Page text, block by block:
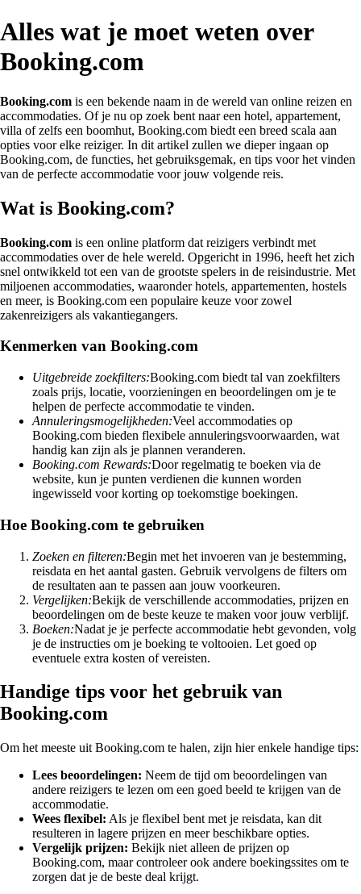
Alles wat je moet weten over
Booking.com
Booking.com is een bekende naam in de wereld van online reizen en
accommodaties. Of je nu op zoek bent naar een hotel, appartement,
villa of zelfs een boomhut, Booking.com biedt een breed scala aan
opties voor elke reiziger. In dit artikel zullen we dieper ingaan op
Booking.com, de functies, het gebruiksgemak, en tips voor het vinden
van de perfecte accommodatie voor jouw volgende reis.
Wat is Booking.com?
Booking.com is een online platform dat reizigers verbindt met
accommodaties over de hele wereld. Opgericht in 1996, heeft het zich
snel ontwikkeld tot een van de grootste spelers in de reisindustrie. Met
miljoenen accommodaties, waaronder hotels, appartementen, hostels
en meer, is Booking.com een populaire keuze voor zowel
zakenreizigers als vakantiegangers.
Kenmerken van Booking.com
Uitgebreide zoekfilters:Booking.com biedt tal van zoekfilters
zoals prijs, locatie, voorzieningen en beoordelingen om je te
helpen de perfecte accommodatie te vinden.
Annuleringsmogelijkheden:Veel accommodaties op
Booking.com bieden flexibele annuleringsvoorwaarden, wat
handig kan zijn als je plannen veranderen.
Booking.com Rewards:Door regelmatig te boeken via de
website, kun je punten verdienen die kunnen worden
ingewisseld voor korting op toekomstige boekingen.
Hoe Booking.com te gebruiken
Zoeken en filteren:Begin met het invoeren van je bestemming,
reisdata en het aantal gasten. Gebruik vervolgens de filters om
de resultaten aan te passen aan jouw voorkeuren.
Vergelijken:Bekijk de verschillende accommodaties, prijzen en
beoordelingen om de beste keuze te maken voor jouw verblijf.
Boeken:Nadat je je perfecte accommodatie hebt gevonden, volg
je de instructies om je boeking te voltooien. Let goed op
eventuele extra kosten of vereisten.
Handige tips voor het gebruik van
Booking.com
Om het meeste uit Booking.com te halen, zijn hier enkele handige tips:
Lees beoordelingen: Neem de tijd om beoordelingen van
andere reizigers te lezen om een goed beeld te krijgen van de
accommodatie.
Wees flexibel: Als je flexibel bent met je reisdata, kan dit
resulteren in lagere prijzen en meer beschikbare opties.
Vergelijk prijzen: Bekijk niet alleen de prijzen op
Booking.com, maar controleer ook andere boekingssites om te
zorgen dat je de beste deal krijgt.